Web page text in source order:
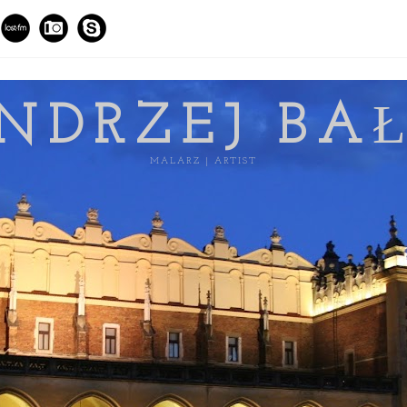
BA
MALARZ | ARTIST